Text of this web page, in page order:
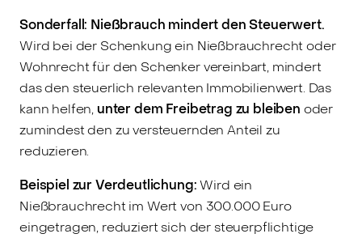
Sonderfall: Nießbrauch mindert den Steuerwert.
Wird bei der Schenkung ein Nießbrauchrecht oder
Wohnrecht für den Schenker vereinbart, mindert
das den steuerlich relevanten Immobilienwert. Das
kann helfen, unter dem Freibetrag zu bleiben oder
zumindest den zu versteuernden Anteil zu
reduzieren.
Beispiel zur Verdeutlichung:Wird ein
Nießbrauchrecht im Wert von 300.000 Euro
eingetragen, reduziert sich der steuerpflichtige